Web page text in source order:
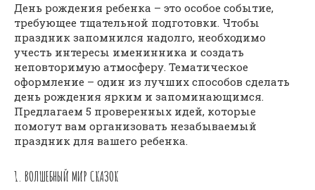
День рождения ребенка – это особое событие,
требующее тщательной подготовки. Чтобы
праздник запомнился надолго, необходимо
учесть интересы именинника и создать
неповторимую атмосферу. Тематическое
оформление – один из лучших способов сделать
день рождения ярким и запоминающимся.
Предлагаем 5 проверенных идей, которые
помогут вам организовать незабываемый
праздник для вашего ребенка.
1. ВОЛШЕБНЫЙ МИР СКАЗОК